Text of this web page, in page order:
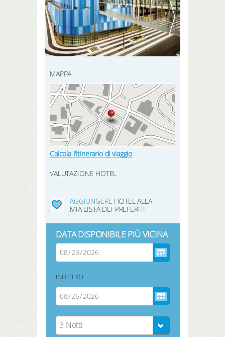
REGISTRATI QUI
prenotazione
prodotti
hotel preferiti
LOGIN
CERCA
MAPPA
Calcola l'itinerario di viaggio
VALUTAZIONE HOTEL
AGGIUNGERE HOTEL ALLA
MIA LISTA DEI PREFERITI
DATA DISPONIBILE PIÙ VICINA
INDIETRO
3 Notti